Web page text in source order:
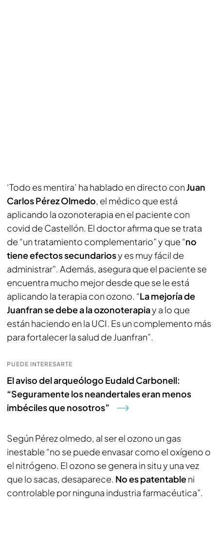
‘Todo es mentira’ ha hablado en directo conJuan
Carlos Pérez Olmedo, el médico que está
aplicando la ozonoterapia en el paciente con
covid de Castellón. El doctor afirma que se trata
de “un tratamiento complementario” y que “no
tiene efectos secundariosy es muy fácil de
administrar”. Además, asegura que el paciente se
encuentra mucho mejor desde que se le está
aplicando la terapia con ozono. “La mejoría de
Juanfran se debe a la ozonoterapiay a lo que
están haciendo en la UCI. Es un complemento más
para fortalecer la salud de Juanfran”.
PUEDE INTERESARTE
El aviso del arqueólogo Eudald Carbonell:
“Seguramente los neandertales eran menos
imbéciles que nosotros”
Según Pérez olmedo, al ser el ozono un gas
inestable “no se puede envasar como el oxígeno o
el nitrógeno. El ozono se genera in situ y una vez
que lo sacas, desaparece. No es patentableni
controlable por ninguna industria farmacéutica”.